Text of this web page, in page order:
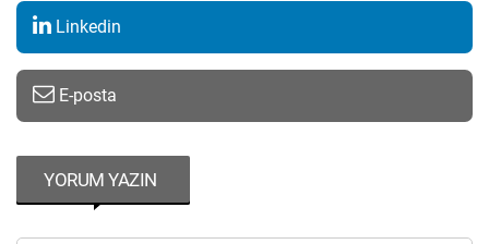
Linkedin
E-posta
YORUM YAZIN